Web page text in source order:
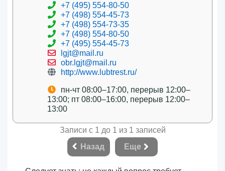
+7 (495) 554-80-50
+7 (498) 554-45-73
+7 (498) 554-73-35
+7 (498) 554-80-50
+7 (495) 554-45-73
lgjt@mail.ru
obr.lgjt@mail.ru
http://www.lubtrest.ru/
пн-чт 08:00–17:00, перерыв 12:00–
13:00; пт 08:00–16:00, перерыв 12:00–
13:00
Записи с 1 до 1 из 1 записей
Назад
Еще